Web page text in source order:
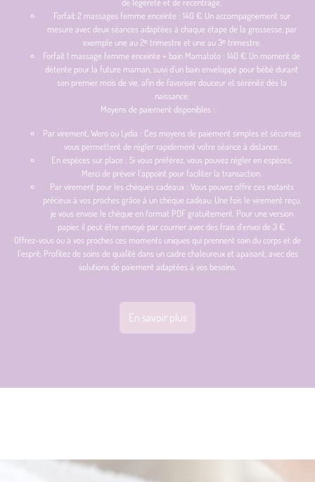
Forfait 2 massages femme enceinte : 140 €. Un accompagnement sur
mesure avec deux séances adaptées à chaque étape de la grossesse, par
exemple une au 2ᵉ trimestre et une au 3ᵉ trimestre.
Forfait 1 massage femme enceinte + bain Mamatoto : 140 €. Un moment de
détente pour la future maman, suivi d’un bain enveloppé pour bébé durant
son premier mois de vie, afin de favoriser douceur et sérénité dès la
naissance.
Moyens de paiement disponibles :
Par virement, Wero ou Lydia : Ces moyens de paiement simples et sécurisés
vous permettent de régler rapidement votre séance à distance.
En espèces sur place : Si vous préférez, vous pouvez régler en espèces.
Merci de prévoir l’appoint pour faciliter la transaction.
Par virement pour les chèques cadeaux : Vous pouvez offrir ces instants
précieux à vos proches grâce à un chèque cadeau. Une fois le virement reçu,
je vous envoie le chèque en format PDF gratuitement. Pour une version
papier, il peut être envoyé par courrier avec des frais d’envoi de 3 €.
Offrez-vous ou à vos proches ces moments uniques qui prennent soin du corps et de
l’esprit. Profitez de soins de qualité dans un cadre chaleureux et apaisant, avec des
solutions de paiement adaptées à vos besoins.
En savoir plus